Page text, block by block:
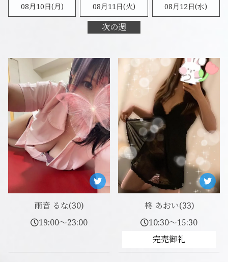
08月10日(月) 08月11日(火) 08月12日(水)
次の週
雨音 るな(30)
19:00～23:00
柊 あおい(33)
10:30～15:30
完売御礼